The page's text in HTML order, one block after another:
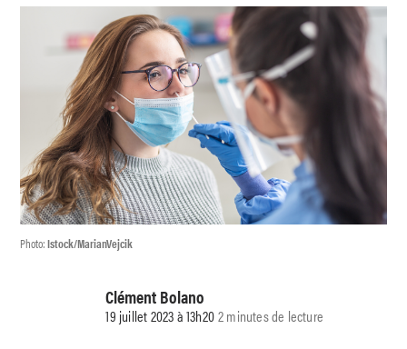
Photo:Istock/MarianVejcik
Clément Bolano
19 juillet 2023 à 13h202 minutes de lecture